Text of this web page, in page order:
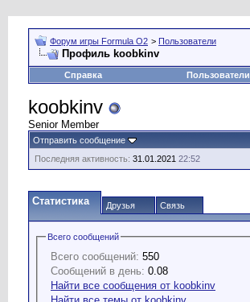
Форум игры Formula O2 > Пользователи
Профиль koobkinv
Справка Пользователи
koobkinv
Senior Member
Отправить сообщение
Последняя активность: 31.01.2021 22:52
Статистика Друзья Связь
Всего сообщений
Всего сообщений: 550
Сообщений в день: 0.08
Найти все сообщения от koobkinv